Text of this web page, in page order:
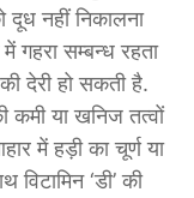
दूध नहीं निकालना
गहरा सम्बन्ध रहता
देरी हो सकती है.
कमी या खनिज तत्वों
में हड़ी का चूर्ण या
‘डी’ की